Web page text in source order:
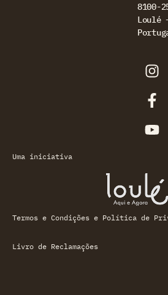
8100-
Loulé
Uma iniciativa
Termos e Condições e Política de
Livro de Reclamações